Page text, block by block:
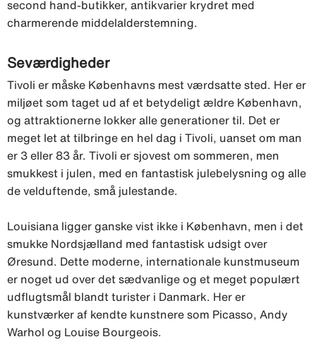
second hand-butikker, antikvarier krydret med
charmerende middelalderstemning.
Seværdigheder
Tivoli er måske Københavns mest værdsatte sted. Her er
miljøet som taget ud af et betydeligt ældre København,
og attraktionerne lokker alle generationer til. Det er
meget let at tilbringe en hel dag i Tivoli, uanset om man
er 3 eller 83 år. Tivoli er sjovest om sommeren, men
smukkest i julen, med en fantastisk julebelysning og alle
de velduftende, små julestande.
Louisiana ligger ganske vist ikke i København, men i det
smukke Nordsjælland med fantastisk udsigt over
Øresund. Dette moderne, internationale kunstmuseum
er noget ud over det sædvanlige og et meget populært
udflugtsmål blandt turister i Danmark. Her er
kunstværker af kendte kunstnere som Picasso, Andy
Warhol og Louise Bourgeois.